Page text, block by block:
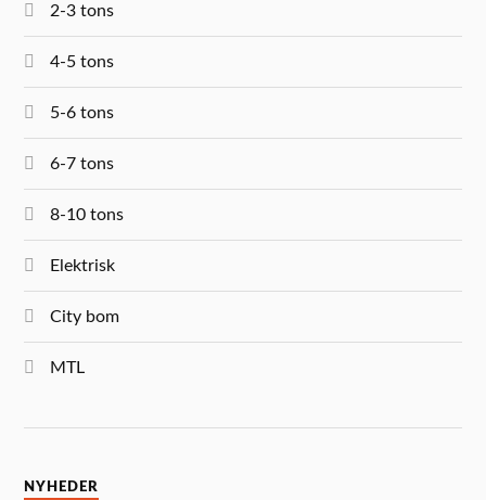
2-3 tons
4-5 tons
5-6 tons
6-7 tons
8-10 tons
Elektrisk
City bom
MTL
NYHEDER